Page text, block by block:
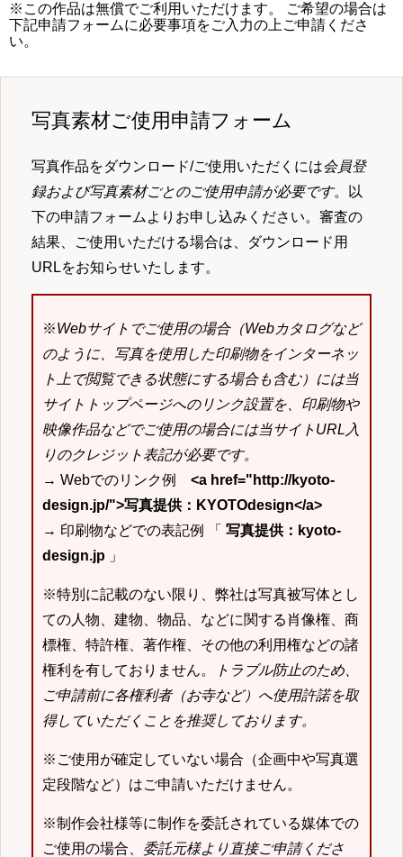
※この作品は無償でご利用いただけます。 ご希望の場合は
下記申請フォームに必要事項をご入力の上ご申請くださ
い。
写真素材ご使用申請フォーム
写真作品をダウンロード/ご使用いただくには会員登
録および写真素材ごとのご使用申請が必要です。以
下の申請フォームよりお申し込みください。審査の
結果、ご使用いただける場合は、ダウンロード用
URLをお知らせいたします。
※Webサイトでご使用の場合（Webカタログなど
のように、写真を使用した印刷物をインターネッ
ト上で閲覧できる状態にする場合も含む）には当
サイトトップページへのリンク設置を、印刷物や
映像作品などでご使用の場合には当サイトURL入
りのクレジット表記が必要です。
→ Webでのリンク例 <a href="http://kyoto-
design.jp/">写真提供：KYOTOdesign</a>
→ 印刷物などでの表記例 「 写真提供：kyoto-
design.jp 」
※特別に記載のない限り、弊社は写真被写体とし
ての人物、建物、物品、などに関する肖像権、商
標権、特許権、著作権、その他の利用権などの諸
権利を有しておりません。
トラブル防止のため、
ご申請前に各権利者（お寺など）へ使用許諾を取
得していただくことを推奨しております。
※ご使用が確定していない場合（企画中や写真選
定段階など）はご申請いただけません。
※制作会社様等に制作を委託されている媒体での
ご使用の場合、 委託元様より直接ご申請くださ